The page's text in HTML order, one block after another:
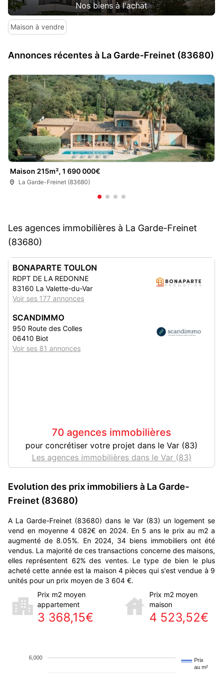
Nos biens à l'achat
Maison à vendre
Annonces récentes à La Garde-Freinet (83680)
Maison 215m², 1 690 000€
La Garde-Freinet (83680)
Les agences immobilières à La Garde-Freinet
(83680)
BONAPARTE TOULON
RDPT DE LA REDONNE
83160 La Valette-du-Var
Voir ses 177 annonces
SCANDIMMO
950 Route des Colles
06410 Biot
Voir ses 81 annonces
70 agences immobilières
pour concrétiser votre projet dans le Var (83)
Les agences immobilières dans le Var (83)
Evolution des prix immobiliers à La Garde-
Freinet (83680)
A La Garde-Freinet (83680) dans le Var (83) un logement se
vend en moyenne 4 082€ en 2024. En 5 ans le prix au m2 a
augmenté de 8.05%. En 2024, 34 biens immobiliers ont été
vendus. La majorité de ces transactions concerne des maisons,
elles représentent 62% des ventes. Le type de bien le plus
acheté cette année est la maison 4 pièces qui s'est vendue à 9
unités pour un prix moyen de 3 604 €.
Prix m2 moyen
appartement
3 368,15€
Prix m2 moyen
maison
4 523,52€
Prix
au m²
6,000